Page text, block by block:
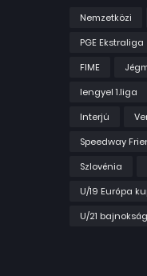
Nemzetközi
PGE Ekstraliga
FIME
lengyel 1.liga
Interjú
Speedway
Szlovénia
U/19 Európa
U/21 bajnokság